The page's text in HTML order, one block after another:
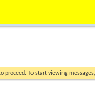
proceed. To start viewing